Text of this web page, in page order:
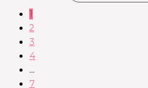
1
2
3
4
…
7